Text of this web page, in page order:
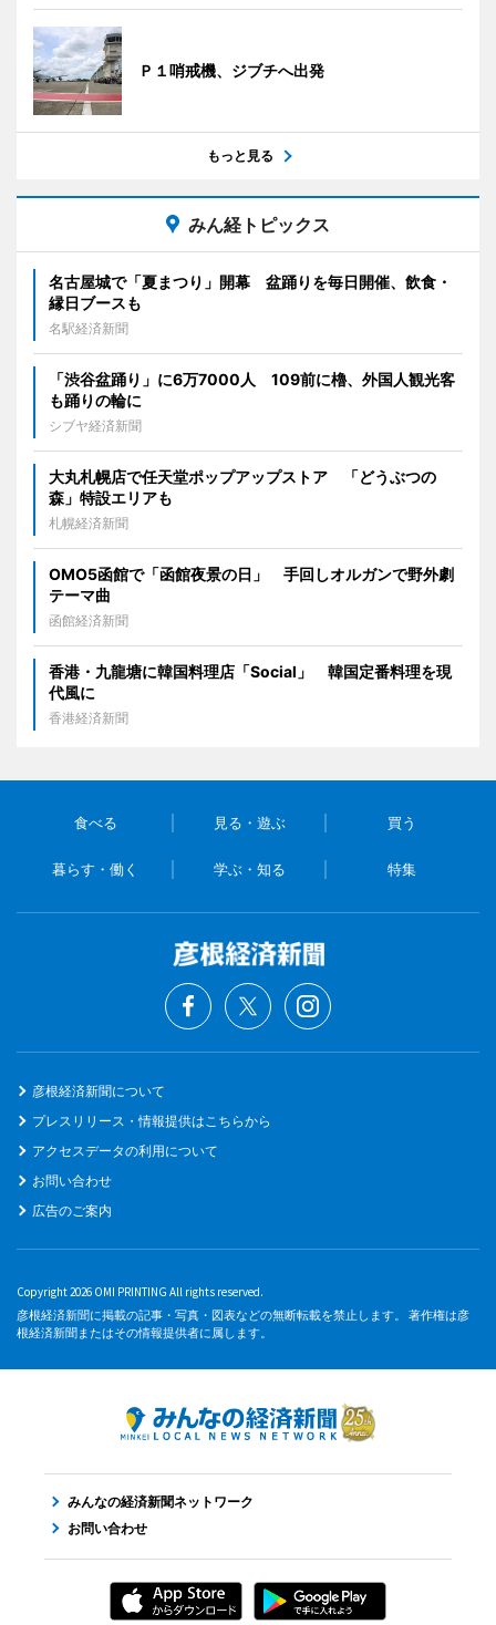
Ｐ１哨戒機、ジブチへ出発
もっと見る
みん経トピックス
名古屋城で「夏まつり」開幕 盆踊りを毎日開催、飲食・
縁日ブースも
名駅経済新聞
「渋谷盆踊り」に6万7000人 109前に櫓、外国人観光客
も踊りの輪に
シブヤ経済新聞
大丸札幌店で任天堂ポップアップストア 「どうぶつの
森」特設エリアも
札幌経済新聞
OMO5函館で「函館夜景の日」 手回しオルガンで野外劇
テーマ曲
函館経済新聞
香港・九龍塘に韓国料理店「Social」 韓国定番料理を現
代風に
香港経済新聞
食べる 見る・遊ぶ 買う
暮らす・働く 学ぶ・知る 特集
彦根経済新聞について
プレスリリース・情報提供はこちらから
アクセスデータの利用について
お問い合わせ
広告のご案内
Copyright 2026 OMI PRINTING All rights reserved.
彦根経済新聞に掲載の記事・写真・図表などの無断転載を禁止します。 著作権は彦
根経済新聞またはその情報提供者に属します。
みんなの経済新聞ネットワーク
お問い合わせ